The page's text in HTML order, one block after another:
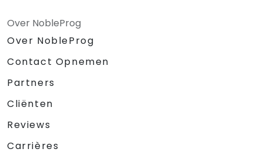
Over NobleProg
Over NobleProg
Contact Opnemen
Partners
Cliënten
Reviews
Carrières